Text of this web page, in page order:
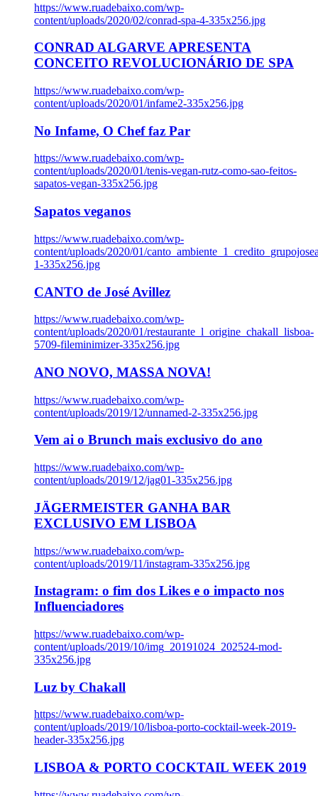
https://www.ruadebaixo.com/wp-
content/uploads/2020/02/conrad-spa-4-335x256.jpg
CONRAD ALGARVE APRESENTA
CONCEITO REVOLUCIONÁRIO DE SPA
https://www.ruadebaixo.com/wp-
content/uploads/2020/01/infame2-335x256.jpg
No Infame, O Chef faz Par
https://www.ruadebaixo.com/wp-
content/uploads/2020/01/tenis-vegan-rutz-como-sao-feitos-
sapatos-vegan-335x256.jpg
Sapatos veganos
https://www.ruadebaixo.com/wp-
content/uploads/2020/01/
1-335x256.jpg
CANTO de José Avillez
https://www.ruadebaixo.com/wp-
content/uploads/2020/01/restaurante_l_origine_chakall_lisboa-
5709-fileminimizer-335x256.jpg
ANO NOVO, MASSA NOVA!
https://www.ruadebaixo.com/wp-
content/uploads/2019/12/unnamed-2-335x256.jpg
Vem ai o Brunch mais exclusivo do ano
https://www.ruadebaixo.com/wp-
content/uploads/2019/12/jag01-335x256.jpg
JÄGERMEISTER GANHA BAR
EXCLUSIVO EM LISBOA
https://www.ruadebaixo.com/wp-
content/uploads/2019/11/instagram-335x256.jpg
Instagram: o fim dos Likes e o impacto nos
Influenciadores
https://www.ruadebaixo.com/wp-
content/uploads/2019/10/img_20191024_202524-mod-
335x256.jpg
Luz by Chakall
https://www.ruadebaixo.com/wp-
content/uploads/2019/10/lisboa-porto-cocktail-week-2019-
header-335x256.jpg
LISBOA & PORTO COCKTAIL WEEK 2019